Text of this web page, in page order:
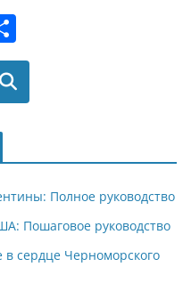
т
п
р
в
и
т
ь
Полное руководство
Пошаговое руководство
в сердце Черноморского